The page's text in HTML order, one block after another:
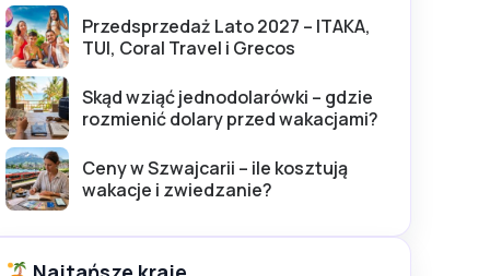
Przedsprzedaż Lato 2027 – ITAKA,
TUI, Coral Travel i Grecos
Skąd wziąć jednodolarówki – gdzie
rozmienić dolary przed wakacjami?
Ceny w Szwajcarii – ile kosztują
wakacje i zwiedzanie?